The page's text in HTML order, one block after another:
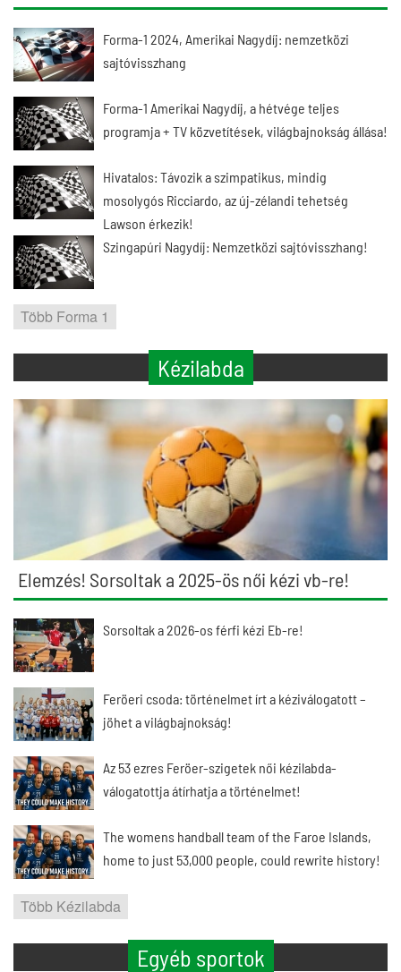
Forma-1 2024, Amerikai Nagydíj: nemzetközi
sajtóvisszhang
Forma-1 Amerikai Nagydíj, a hétvége teljes
programja + TV közvetítések, világbajnokság állása!
Hivatalos: Távozik a szimpatikus, mindig
mosolygós Ricciardo, az új-zélandi tehetség
Lawson érkezik!
Szingapúri Nagydíj: Nemzetközi sajtóvisszhang!
Több Forma 1
Kézilabda
Elemzés! Sorsoltak a 2025-ös női kézi vb-re!
Sorsoltak a 2026-os férfi kézi Eb-re!
Feröeri csoda: történelmet írt a kéziválogatott –
jöhet a világbajnokság!
Az 53 ezres Feröer-szigetek női kézilabda-
válogatottja átírhatja a történelmet!
The womens handball team of the Faroe Islands,
home to just 53,000 people, could rewrite history!
Több Kézilabda
Egyéb sportok